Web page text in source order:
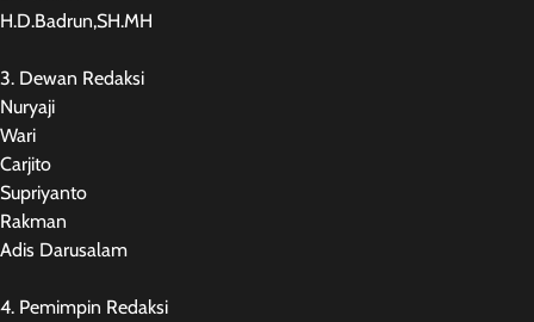
H.D.Badrun,SH.MH
3. Dewan Redaksi
Nuryaji
Wari
Carjito
Supriyanto
Rakman
Adis Darusalam
4. Pemimpin Redaksi